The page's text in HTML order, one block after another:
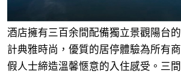
酒店擁有三百余間配備獨立景觀陽台
計典雅時尚，優質的居停體驗為所有
假人士締造溫馨愜意的入住感受。三